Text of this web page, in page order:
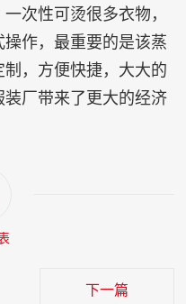
次性可烫很多衣物，
作，最重要的是该蒸
，方便快捷，大大的
厂带来了更大的经济
下一篇